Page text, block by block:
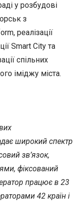
у розбудові
з
реалізації
Smart City та
спільних
іміджу міста.
широкий спектр
зв’язок,
фіксований
працює в 23
42 країн і